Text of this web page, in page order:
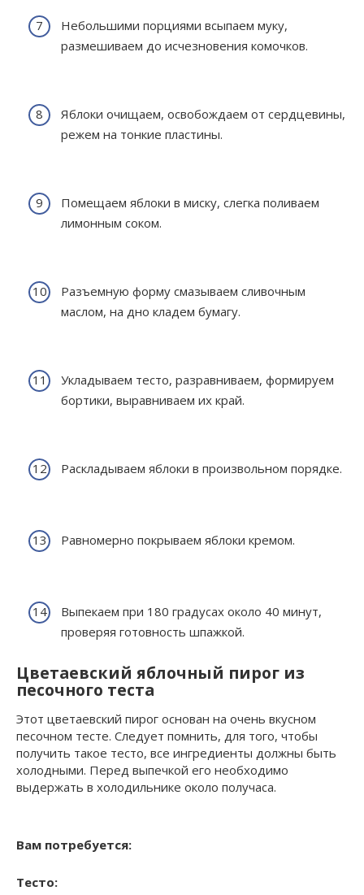
Небольшими порциями всыпаем муку,
размешиваем до исчезновения комочков.
Яблоки очищаем, освобождаем от сердцевины,
режем на тонкие пластины.
Помещаем яблоки в миску, слегка поливаем
лимонным соком.
Разъемную форму смазываем сливочным
маслом, на дно кладем бумагу.
Укладываем тесто, разравниваем, формируем
бортики, выравниваем их край.
Раскладываем яблоки в произвольном порядке.
Равномерно покрываем яблоки кремом.
Выпекаем при 180 градусах около 40 минут,
проверяя готовность шпажкой.
Цветаевский яблочный пирог из
песочного теста
Этот цветаевский пирог основан на очень вкусном
песочном тесте. Следует помнить, для того, чтобы
получить такое тесто, все ингредиенты должны быть
холодными. Перед выпечкой его необходимо
выдержать в холодильнике около получаса.
Вам потребуется:
Тесто: